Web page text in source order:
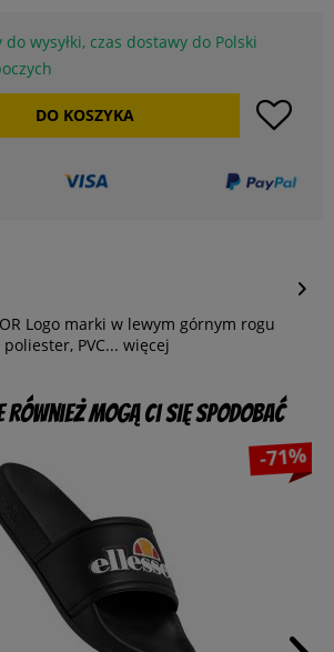
wysyłki, czas dostawy do Polski
DO KOSZYKA
Logo marki w lewym górnym rogu
PVC... więcej
mogą Ci się spodobać
-71%